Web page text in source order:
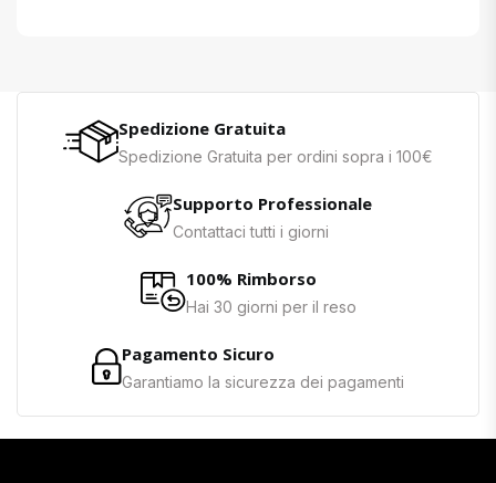
Spedizione Gratuita
Spedizione Gratuita per ordini sopra i 100€
Supporto Professionale
Contattaci tutti i giorni
100% Rimborso
Hai 30 giorni per il reso
Pagamento Sicuro
Garantiamo la sicurezza dei pagamenti